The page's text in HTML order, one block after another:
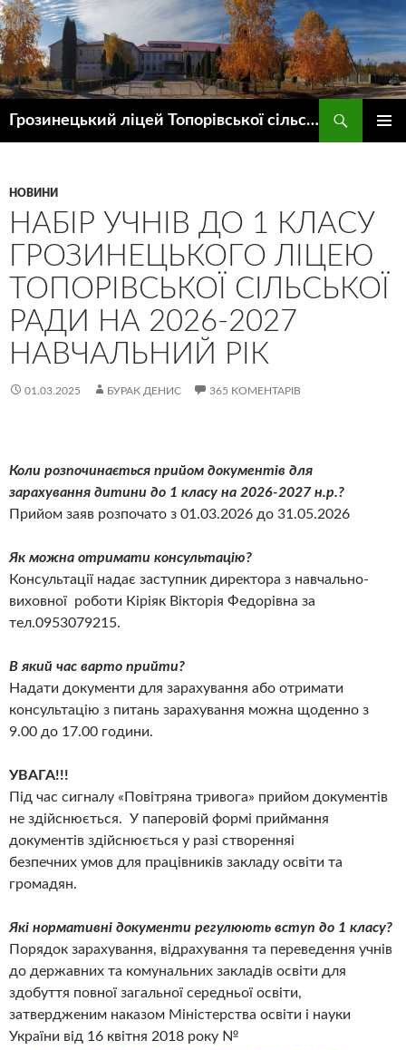
Грозинецький ліцей Топорівської сільської ради
НОВИНИ
НАБІР УЧНІВ ДО 1 КЛАСУ
ГРОЗИНЕЦЬКОГО ЛІЦЕЮ
ТОПОРІВСЬКОЇ СІЛЬСЬКОЇ
РАДИ НА 2026-2027
НАВЧАЛЬНИЙ РІК
01.03.2025 БУРАК ДЕНИС 365 КОМЕНТАРІВ
Коли розпочинається прийом документів для
зарахування дитини до 1 класу на 2026-2027 н.р.?
Прийом заяв розпочато з 01.03.2026 до 31.05.2026
Як можна отримати консультацію?
Консультації надає заступник директора з навчально-
виховної роботи Кіріяк Вікторія Федорівна за
тел.0953079215.
В який час варто прийти?
Надати документи для зарахування або отримати
консультацію з питань зарахування можна щоденно з
9.00 до 17.00 години.
УВАГА!!!
Під час сигналу «Повітряна тривога» прийом документів
не здійснюється. У паперовій формі приймання
документів здійснюється у разі створенняі
безпечних умов для працівників закладу освіти та
громадян.
Які нормативні документи регулюють вступ до 1 класу?
Порядок зарахування, відрахування та переведення учнів
до державних та комунальних закладів освіти для
здобуття повної загальної середньої освіти,
затвердженим наказом Міністерства освіти i науки
України від 16 квітня 2018 року №